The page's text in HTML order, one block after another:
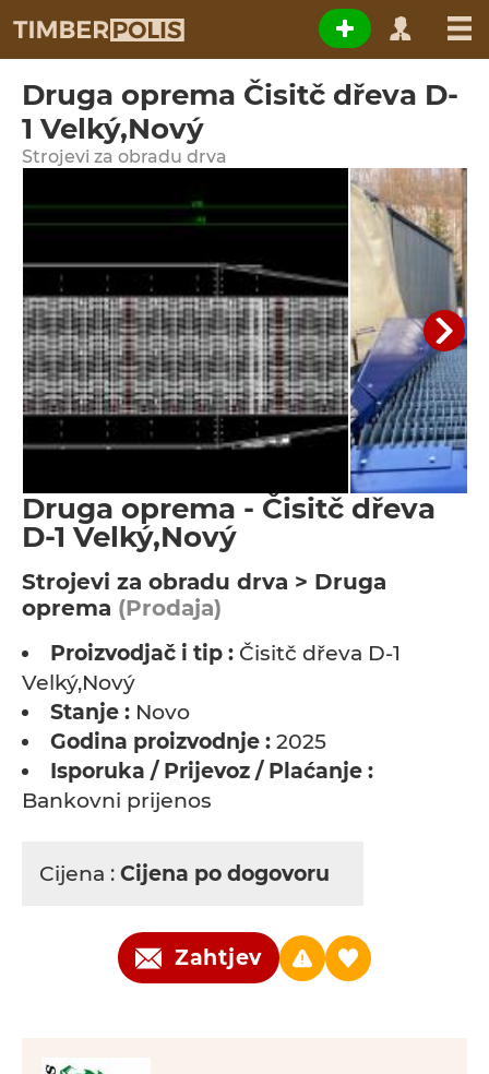
Druga oprema Čisitč dřeva D-
1 Velký,Nový
Strojevi za obradu drva
Druga oprema - Čisitč dřeva
D-1 Velký,Nový
Strojevi za obradu drva > Druga
oprema (Prodaja)
Proizvodjač i tip : Čisitč dřeva D-1
Velký,Nový
Stanje : Novo
Godina proizvodnje : 2025
Isporuka / Prijevoz / Plaćanje :
Bankovni prijenos
Cijena : Cijena po dogovoru
Zahtjev